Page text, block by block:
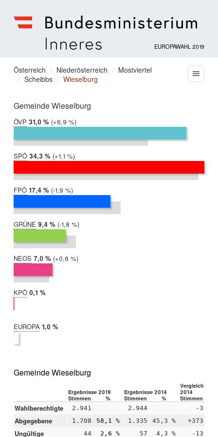
für
Inneres
EUROPAWAHL 2019
Sie
befinden
hier:
Österreich Niederösterreich
Mostviertel
Scheibbs
Wieselburg
Gemeinde Wieselburg
ÖVP 2019:
31,0 %
2014:
24,1 %
Differenz:
+6,9 %
SPÖ 2019:
34,3 %
2014:
33,2 %
Differenz:
+1,1 %
FPÖ 2019:
17,4 %
2014:
19,2 %
Differenz:
-1,9 %
GRÜNE 2019:
9,4 %
2014:
11,2 %
Differenz:
-1,8 %
NEOS 2019:
7,0 %
2014:
6,3 %
Differenz:
+0,6 %
KPÖ 2019:
0,1 %
EUROPA 2019:
1,0 %
Gemeinde Wieselburg
Ergebnisse 2019 Ergebnisse 2014
Vergleich
2014
Stimmen
% Stimmen % Stimmen
Wahlberechtigte 2.941 2.944 -3
Abgegebene 1.708 58,1 % 1.335 45,3 % +373
Ungültige 44 2,6 % 57 4,3 % -13